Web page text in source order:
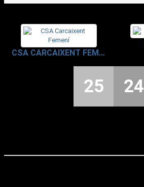
CSA CARCAIXENT FEMENÍ
25 24